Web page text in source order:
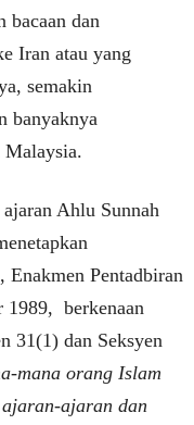
bacaan dan
Iran atau yang
semakin
banyaknya
Malaysia.
Ahlu Sunnah
Enakmen Pentadbiran
1989, berkenaan
31(1) dan Seksyen
mana orang Islam
ajaran dan